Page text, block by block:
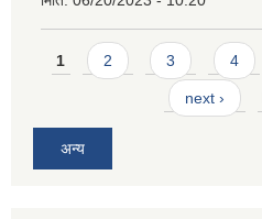
Pages
1 2 3 4
next ›
अन्य